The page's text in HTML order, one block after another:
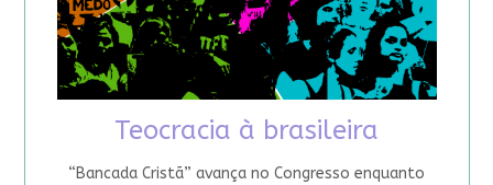
Teocracia à brasileira
“Bancada Cristã” avança no Congresso enquanto